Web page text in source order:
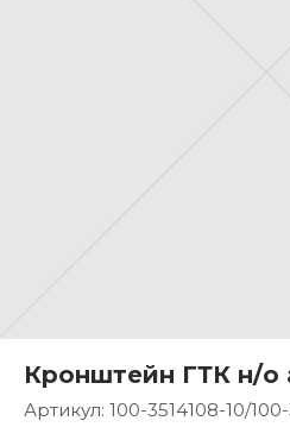
Кронштейн ГТК н/о
Артикул: 100-3514108-10/